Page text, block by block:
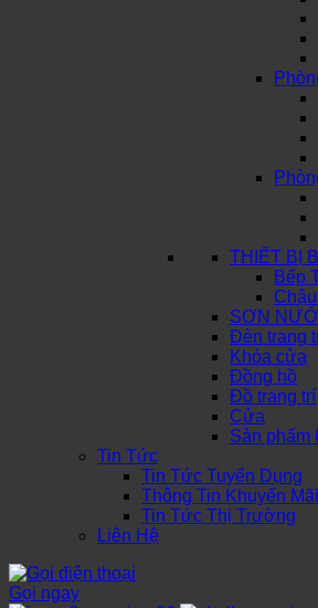
THIẾT BỊ
Bếp
SƠN
Đèn trang
Khóa cửa
Đồng hồ
Đồ trang trí
Cửa
Sản phẩm
Tin Tức
Tin Tức Tuyển Dụng
Thông Tin Khuyến Mãi
Tin Tức Thị Trường
Liên Hệ
Gọi ngay